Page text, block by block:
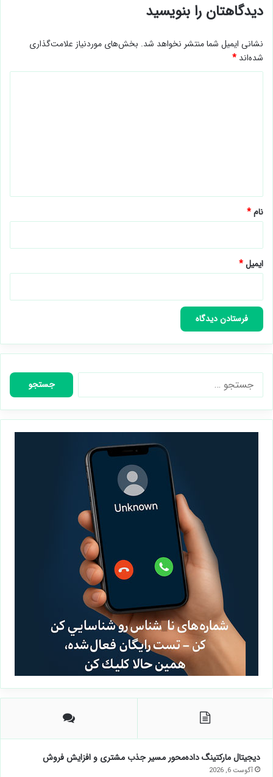
دیدگاهتان را بنویسید
نشانی ایمیل شما منتشر نخواهد شد. بخش‌های موردنیاز علامت‌گذاری
شده‌اند *
نام*
ایمیل*
جستجو
برای:
دیجیتال مارکتینگ داده‌محور مسیر جذب مشتری و افزایش فروش
آگوست 6, 2026